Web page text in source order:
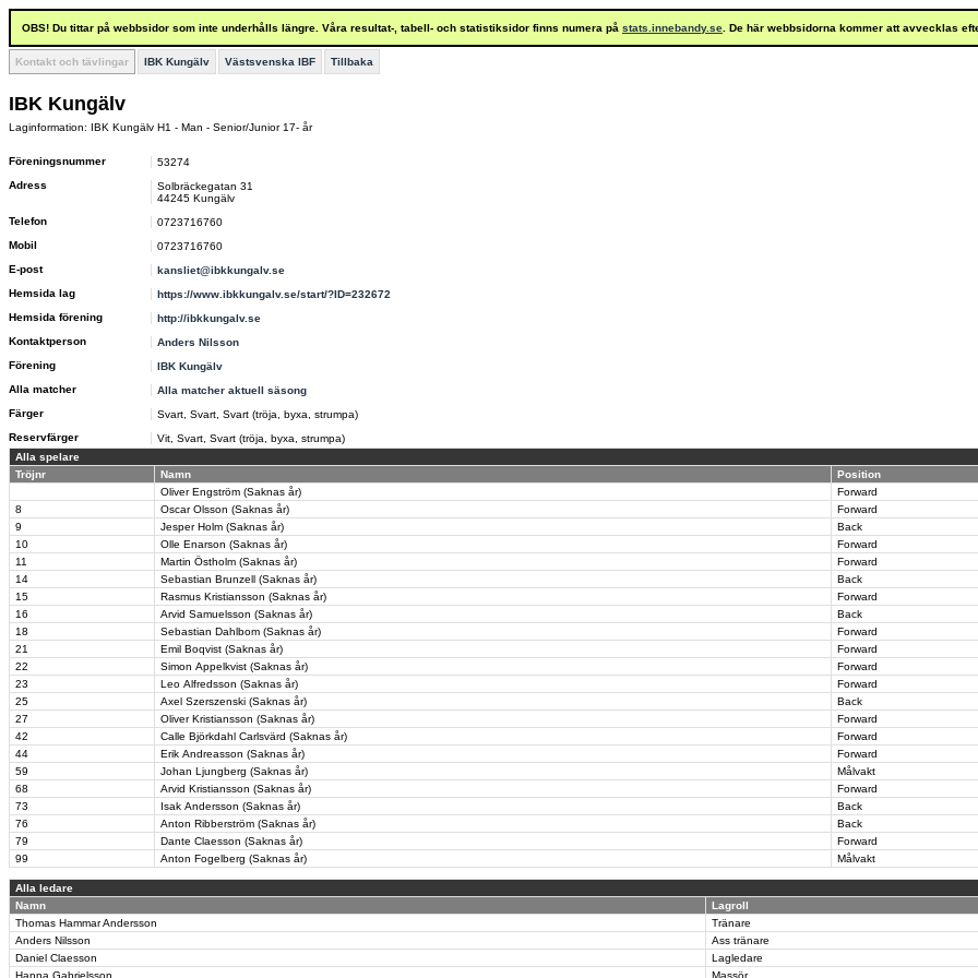
OBS! Du tittar på webbsidor som inte underhålls längre. Våra resultat-, tabell- och statistiksidor finns numera på stats.innebandy.se . De här webbsidorna kommer att avvecklas
Kontakt och tävlingar IBK Kungälv Västsvenska IBF Tillbaka
IBK Kungälv
Laginformation: IBK Kungälv H1 - Man - Senior/Junior 17- år
Föreningsnummer
53274
Adress
Solbräckegatan 31
44245 Kungälv
Telefon
0723716760
Mobil
0723716760
E-post
kansliet@ibkkungalv.se
Hemsida lag
https://www.ibkkungalv.se/start/?ID=232672
Hemsida förening
http://ibkkungalv.se
Kontaktperson
Anders Nilsson
Förening
IBK Kungälv
Alla matcher
Alla matcher aktuell säsong
Färger
Svart, Svart, Svart (tröja, byxa, strumpa)
Reservfärger
Vit, Svart, Svart (tröja, byxa, strumpa)
Alla spelare
Tröjnr
Namn
Position
Oliver Engström (Saknas år)
Forward
8
Oscar Olsson (Saknas år)
Forward
9
Jesper Holm (Saknas år)
Back
10
Olle Enarson (Saknas år)
Forward
11
Martin Östholm (Saknas år)
Forward
14
Sebastian Brunzell (Saknas år)
Back
15
Rasmus Kristiansson (Saknas år)
Forward
16
Arvid Samuelsson (Saknas år)
Back
18
Sebastian Dahlbom (Saknas år)
Forward
21
Emil Boqvist (Saknas år)
Forward
22
Simon Appelkvist (Saknas år)
Forward
23
Leo Alfredsson (Saknas år)
Forward
25
Axel Szerszenski (Saknas år)
Back
27
Oliver Kristiansson (Saknas år)
Forward
42
Calle Björkdahl Carlsvärd (Saknas år)
Forward
44
Erik Andreasson (Saknas år)
Forward
59
Johan Ljungberg (Saknas år)
Målvakt
68
Arvid Kristiansson (Saknas år)
Forward
73
Isak Andersson (Saknas år)
Back
76
Anton Ribberström (Saknas år)
Back
79
Dante Claesson (Saknas år)
Forward
99
Anton Fogelberg (Saknas år) Målvakt
Alla ledare
Namn
Lagroll
Thomas Hammar Andersson
Tränare
Anders Nilsson
Ass tränare
Daniel Claesson
Lagledare
Hanna Gabrielsson
Massör